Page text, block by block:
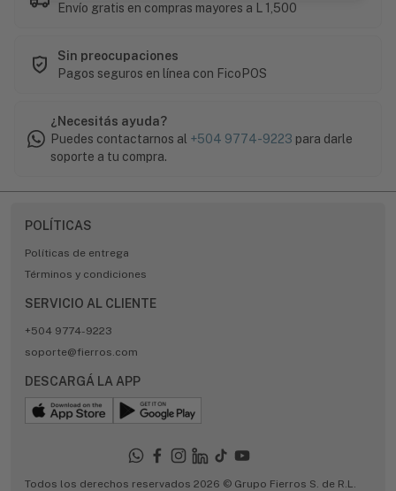
Envío gratis en compras mayores a L 1,500
Sin preocupaciones
Pagos seguros en línea con FicoPOS
¿Necesitás ayuda?
Puedes contactarnos al +504 9774-9223 para darle
soporte a tu compra.
POLÍTICAS
Políticas de entrega
Términos y condiciones
SERVICIO AL CLIENTE
+504 9774-9223
soporte@fierros.com
DESCARGÁ LA APP
Todos los derechos reservados 2026 © Grupo Fierros S. de R.L.